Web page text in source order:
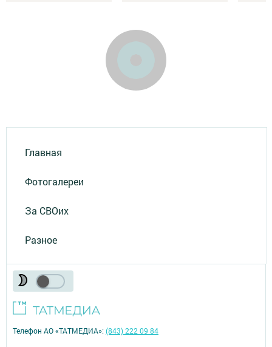
Главная
Фотогалереи
За СВОих
Разное
Телефон АО «ТАТМЕДИА»:(843) 222 09 84